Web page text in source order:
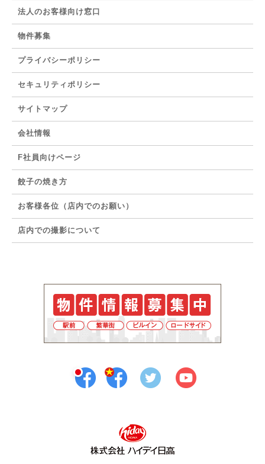
法人のお客様向け窓口
物件募集
プライバシーポリシー
セキュリティポリシー
サイトマップ
会社情報
F社員向けページ
餃子の焼き方
お客様各位（店内でのお願い）
店内での撮影について